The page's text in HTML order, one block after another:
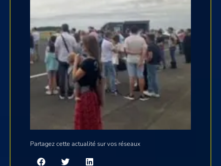
Partagez cette actualité sur vos réseaux